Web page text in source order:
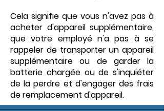
Cela signifie que vous n'avez pas à
acheter d'appareil supplémentaire,
que votre employé n'a pas à se
rappeler de transporter un appareil
supplémentaire ou de garder la
batterie chargée ou de s'inquiéter
de la perdre et d'engager des frais
de remplacement d'appareil.